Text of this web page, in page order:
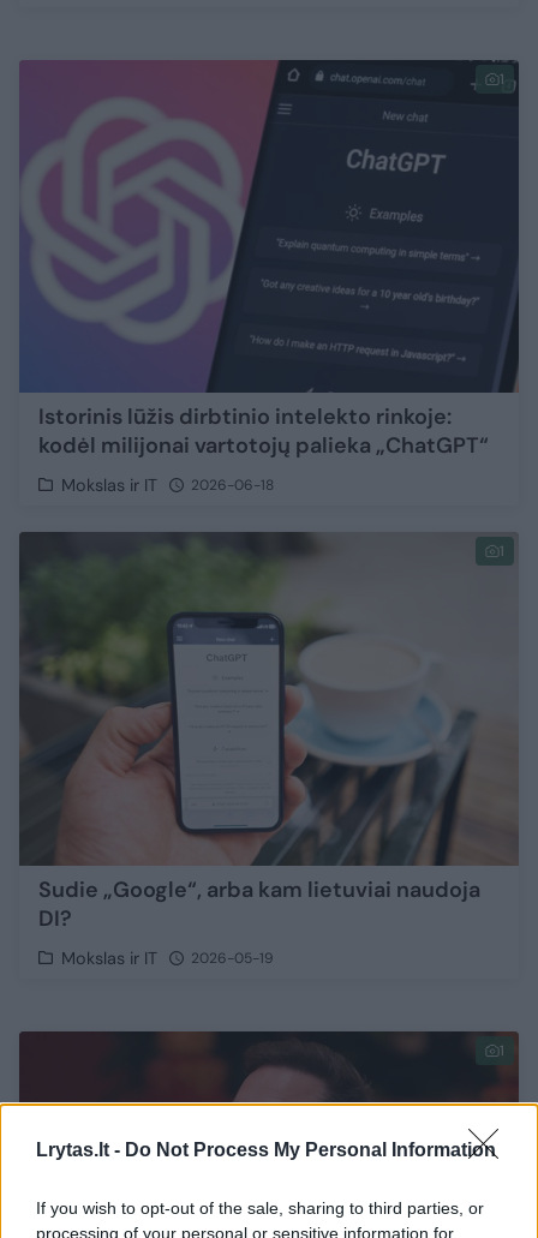
Lrytas.lt - Do Not Process My Personal Information
If you wish to opt-out of the sale, sharing to third parties, or
processing of your personal or sensitive information for
1
Istorinis lūžis dirbtinio intelekto rinkoje:
kodėl milijonai vartotojų palieka „ChatGPT“
Mokslas ir IT 2026-06-18
1
Sudie „Google“, arba kam lietuviai naudoja
DI?
Mokslas ir IT 2026-05-19
1